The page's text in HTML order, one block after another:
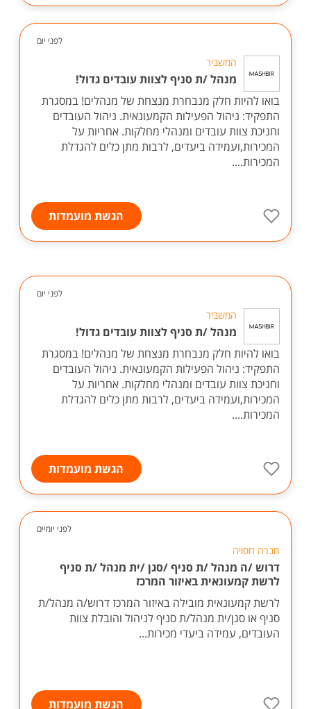
לפני יום
המשביר
מנהל /ת סניף לצוות עובדים גדול!
בואו להיות חלק מנבחרת מנצחת של מנהלים! במסגרת
התפקיד: ניהול הפעילות הקמעונאית. ניהול העובדים
וחניכת צוות עובדים ומנהלי מחלקות. אחריות על
המכירות,ועמידה ביעדים, לרבות מתן כלים להגדלת
המכירות....
הגשת מועמדות
לפני יום
המשביר
מנהל /ת סניף לצוות עובדים גדול!
בואו להיות חלק מנבחרת מנצחת של מנהלים! במסגרת
התפקיד: ניהול הפעילות הקמעונאית. ניהול העובדים
וחניכת צוות עובדים ומנהלי מחלקות. אחריות על
המכירות,ועמידה ביעדים, לרבות מתן כלים להגדלת
המכירות....
הגשת מועמדות
לפני יומיים
חברה חסויה
דרוש /ה מנהל /ת סניף /סגן /ית מנהל /ת סניף
לרשת קמעונאית באיזור המרכז
לרשת קמעונאית מובילה באיזור המרכז דרוש/ה מנהל/ת
סניף או סגן/ית מנהל/ת סניף לניהול והובלת צוות
העובדים, עמידה ביעדי מכירות...
הגשת מועמדות